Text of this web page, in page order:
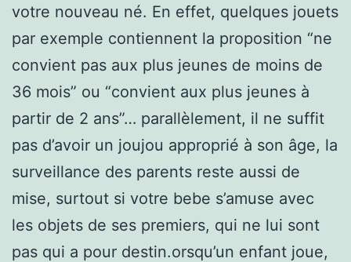
votre nouveau né. En effet, quelques jouets
par exemple contiennent la proposition “ne
convient pas aux plus jeunes de moins de
36 mois” ou “convient aux plus jeunes à
partir de 2 ans”… parallèlement, il ne suffit
pas d’avoir un joujou approprié à son âge, la
surveillance des parents reste aussi de
mise, surtout si votre bebe s’amuse avec
les objets de ses premiers, qui ne lui sont
pas qui a pour destin.orsqu’un enfant joue,